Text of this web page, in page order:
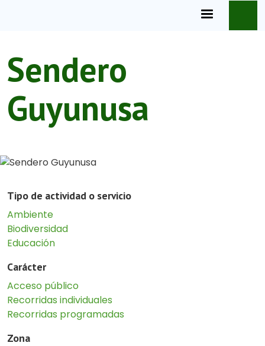
Sendero
Guyunusa
Tipo de actividad o servicio
Ambiente
Biodiversidad
Educación
Carácter
Acceso público
Recorridas individuales
Recorridas programadas
Zona